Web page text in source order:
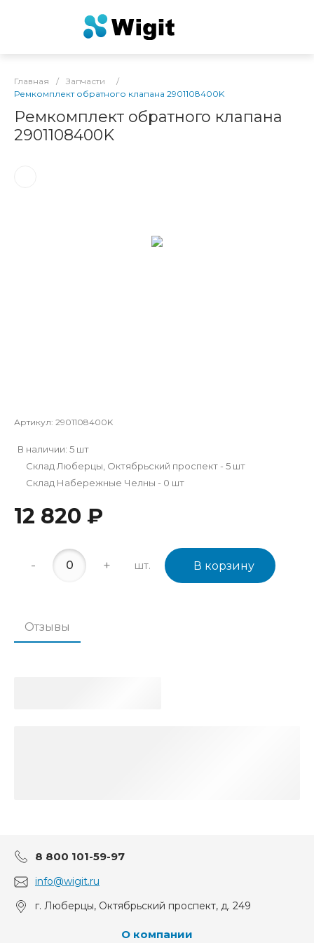
Главная / Запчасти
/
Ремкомплект обратного клапана 2901108400K
Ремкомплект обратного клапана
2901108400K
Артикул: 2901108400K
В наличии: 5 шт
Склад Люберцы, Октябрьский проспект - 5 шт
Склад Набережные Челны - 0 шт
12 820 ₽
- + шт. В корзину
Отзывы
8 800 101-59-97
info@wigit.ru
г. Люберцы, Октябрьский проспект, д. 249
О компании